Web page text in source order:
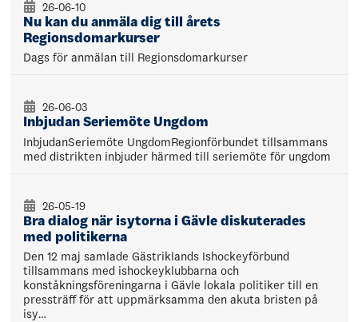
Nu kan du anmäla dig till årets
Regionsdomarkurser
26-06-10
Dags för anmälan till Regionsdomarkurser
Inbjudan Seriemöte Ungdom
26-06-03
InbjudanSeriemöte UngdomRegionförbundet tillsammans
med distrikten inbjuder härmed till seriemöte för ungdom
Bra dialog när isytorna i Gävle diskuterades
med politikerna
26-05-19
Den 12 maj samlade Gästriklands Ishockeyförbund
tillsammans med ishockeyklubbarna och
konståkningsföreningarna i Gävle lokala politiker till en
pressträff för att uppmärksamma den akuta bristen på
isy…